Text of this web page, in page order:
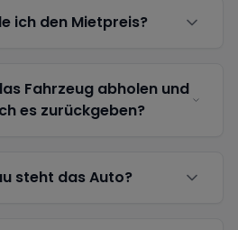
ich den Mietpreis?
Fahrzeug abholen und
es zurückgeben?
steht das Auto?